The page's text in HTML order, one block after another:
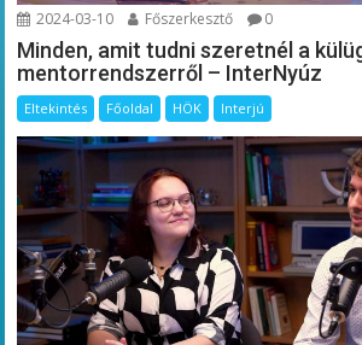
2024-03-10 Főszerkesztő 0
Minden, amit tudni szeretnél a
mentorrendszerről – InterNyúz
Eltekintés Főoldal HÖK Interjú